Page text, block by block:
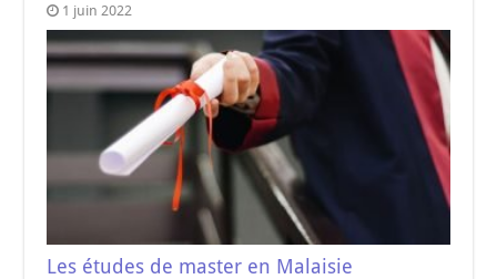
1 juin 2022
Les études de master en Malaisie